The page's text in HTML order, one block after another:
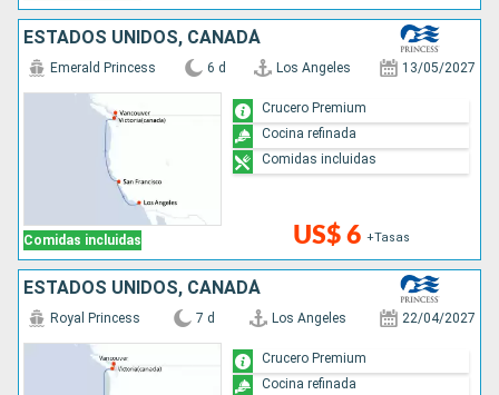
ESTADOS UNIDOS, CANADÁ
Comidas incluidas
Emerald Princess 6 d Los Angeles 13/05/2027
US$ 6 +Tasas
Crucero Premium
Cocina refinada
Comidas incluidas
ESTADOS UNIDOS, CANADÁ
Royal Princess 7 d Los Angeles 22/04/2027
Crucero Premium
Cocina refinada